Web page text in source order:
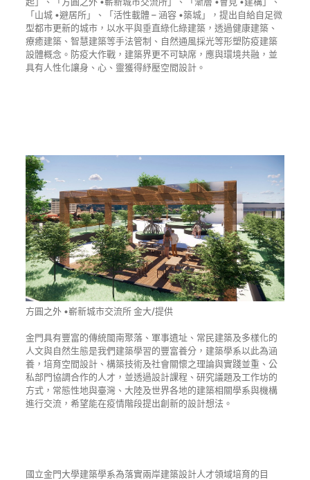
「山城 •避居所」、「活性載體 – 涵容 •築城」，提出自給自足微
型都市更新的城市，以水平與垂直綠化綠建築，透過健康建築、
療癒建築、智慧建築等手法管制、自然通風採光等形塑防疫建築
設體概念。防疫大作戰，建築界更不可缺席，應與環境共融，並
具有人性化讓身、心、靈獲得紓壓空間設計。
方圓之外 •嶄新城市交流所 金大/提供
金門具有豐富的傳統閩南聚落、軍事遺址、常民建築及多樣化的
人文與自然生態是我們建築學習的豐富養分，建築學系以此為涵
養，培育空間設計、構築技術及社會關懷之理論與實踐並重、公
私部門協調合作的人才，並透過設計課程、研究議題及工作坊的
方式，常態性地與臺灣、大陸及世界各地的建築相關學系與機構
進行交流，希望能在疫情階段提出創新的設計想法。
國立金門大學建築學系為落實兩岸建築設計人才領域培育的目